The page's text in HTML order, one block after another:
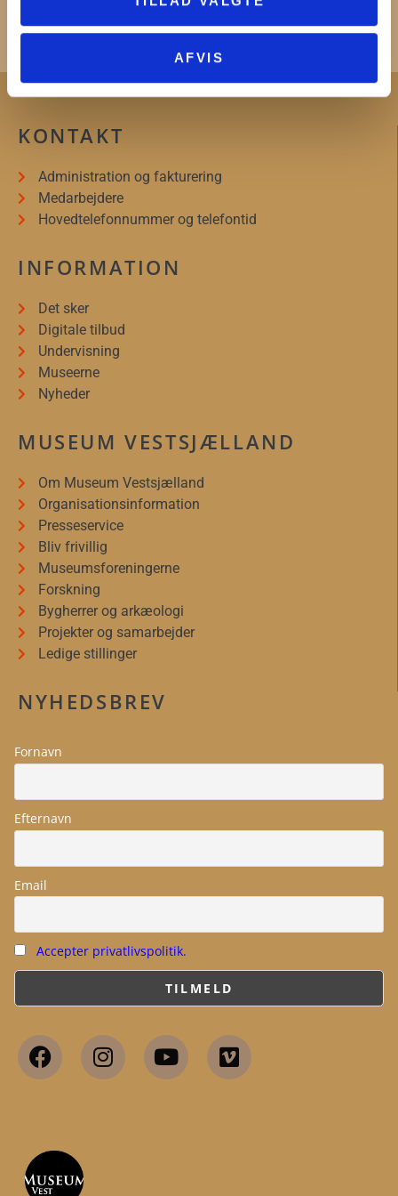
AFVIS
bygningsmasse i museets varetægt.
KONTAKT
Administration og fakturering
Medarbejdere
Hovedtelefonnummer og telefontid
INFORMATION
Det sker
Digitale tilbud
Undervisning
Museerne
Nyheder
MUSEUM VESTSJÆLLAND
Om Museum Vestsjælland
Organisationsinformation
Presseservice
Bliv frivillig
Museumsforeningerne
Forskning
Bygherrer og arkæologi
Projekter og samarbejder
Ledige stillinger
NYHEDSBREV
Fornavn
Efternavn
Email
Accepter privatlivspolitik.